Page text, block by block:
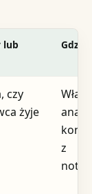
lub
Gdzie
czy
żyje
z